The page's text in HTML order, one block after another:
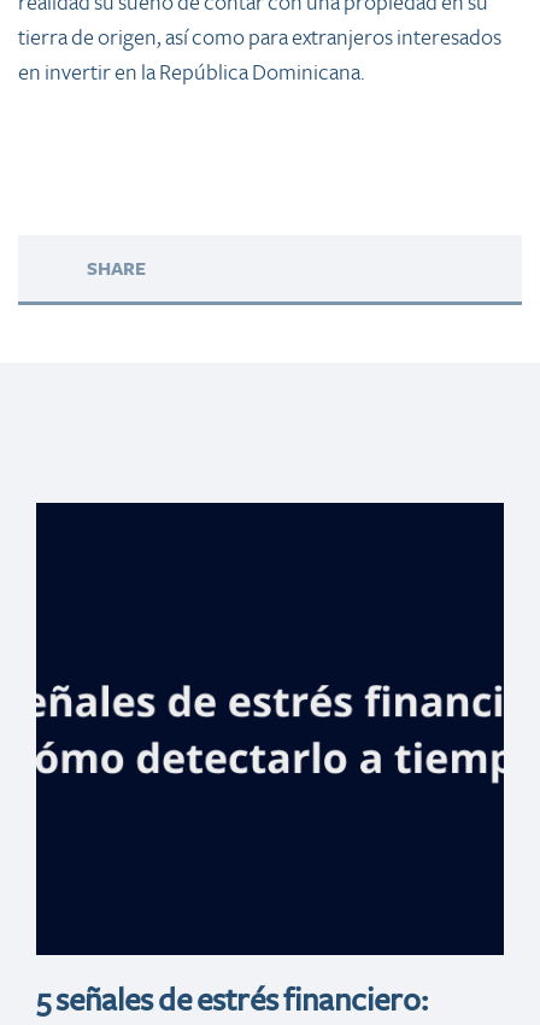
tierra de origen, así como para extranjeros interesados
en invertir en la República Dominicana.
SHARE
España con gran
variedad de
5 señales de estrés financiero: